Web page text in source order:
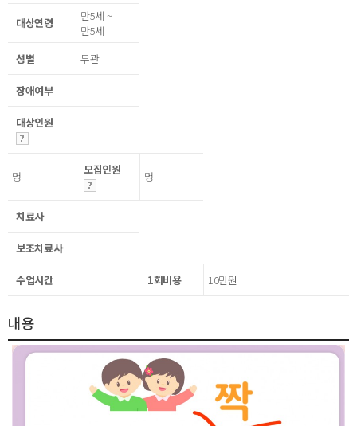
대상연령
만5세 ~
만5세
성별
무관
장애여부
대상인원
명 모집인원 명
치료사
보조치료사
수업시간 1회비용 10만원
내용